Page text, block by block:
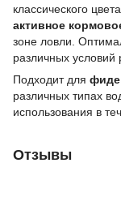
классического
активное
зоне ловли.
различных условий
Подходит для
различных типах
использования в
Отзывы